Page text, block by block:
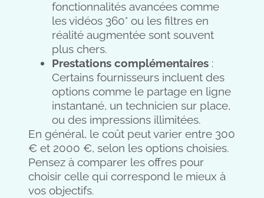
fonctionnalités avancées comme
les vidéos 360° ou les filtres en
réalité augmentée sont souvent
plus chers.
Prestations complémentaires :
Certains fournisseurs incluent des
options comme le partage en ligne
instantané, un technicien sur place,
ou des impressions illimitées.
En général, le coût peut varier entre 300
€ et 2000 €, selon les options choisies.
Pensez à comparer les offres pour
choisir celle qui correspond le mieux à
vos objectifs.